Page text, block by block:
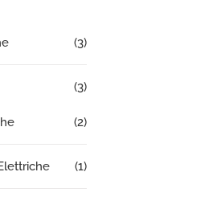
(3)
(3)
(2)
(1)